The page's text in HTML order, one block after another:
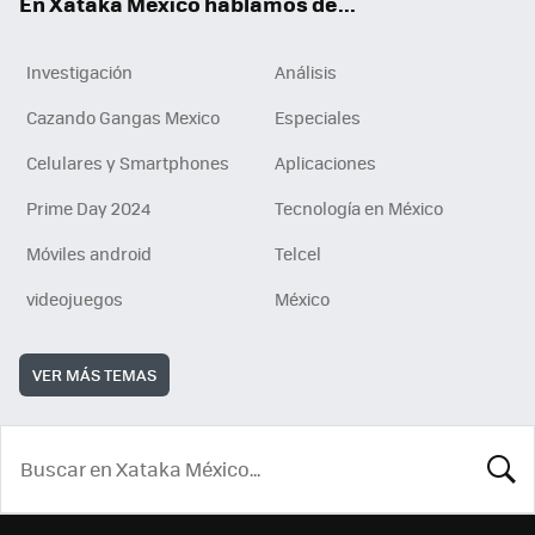
Investigación
Análisis
Cazando Gangas Mexico
Especiales
Celulares y Smartphones
Aplicaciones
Prime Day 2024
Tecnología en México
Móviles android
Telcel
videojuegos
México
VER MÁS TEMAS